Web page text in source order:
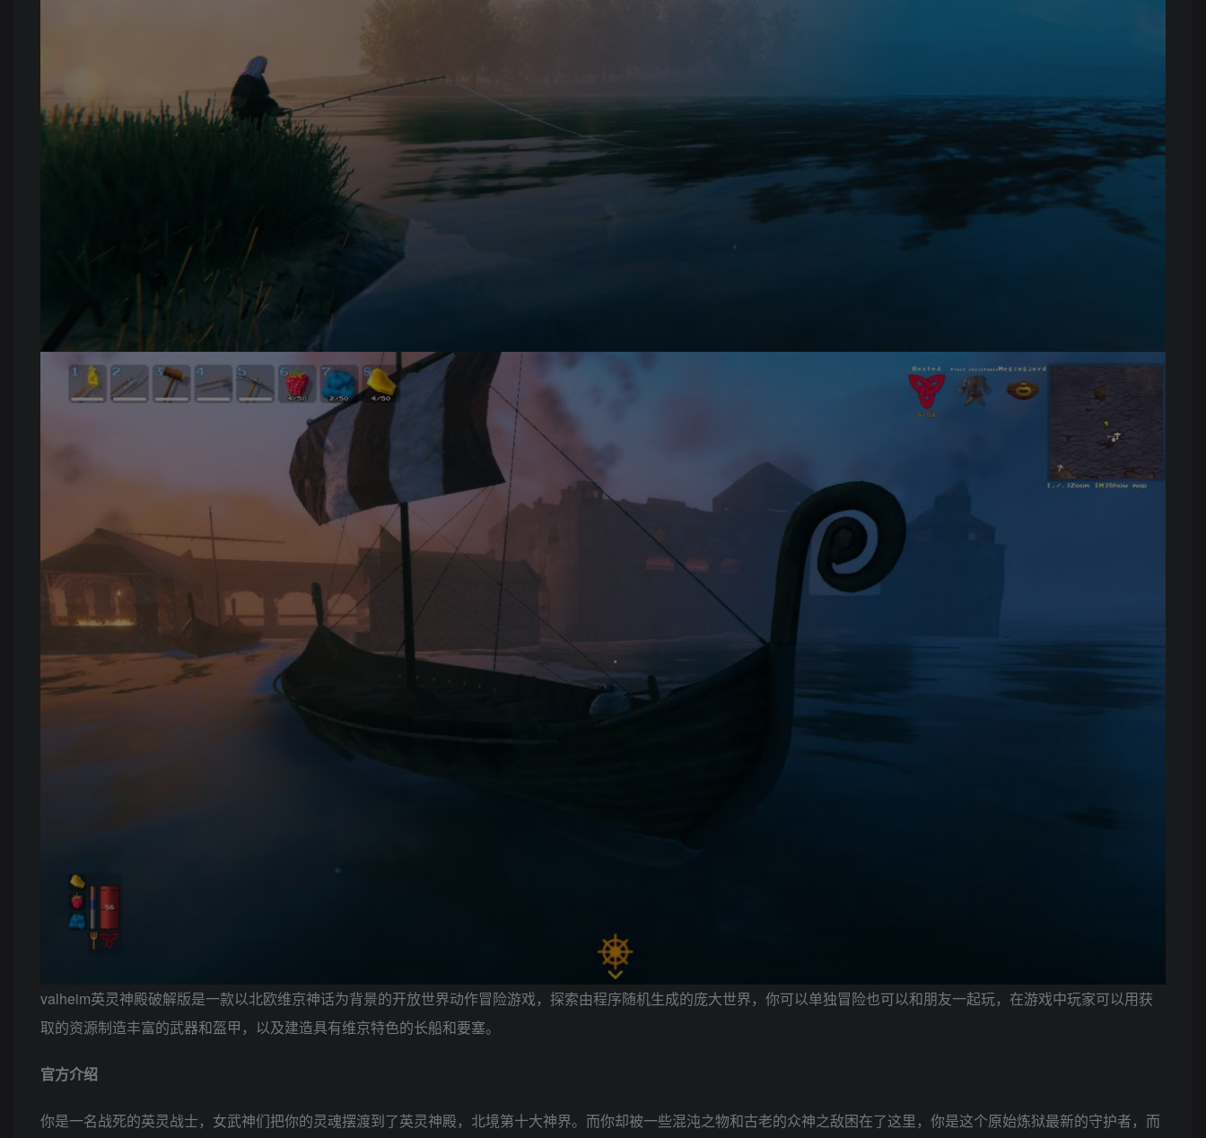
valheim英灵神殿破解版是一款以北欧维京神话为背景的开放世界动作冒险游戏，探索由程序随机生成的庞大世界，你可以单独冒险也可以和朋友一起玩，在游戏中玩家可以用获
取的资源制造丰富的武器和盔甲，以及建造具有维京特色的长船和要塞。
官方介绍
你是一名战死的英灵战士，女武神们把你的灵魂摆渡到了英灵神殿，北境第十大神界。而你却被一些混沌之物和古老的众神之敌困在了这里，你是这个原始炼狱最新的守护者，而